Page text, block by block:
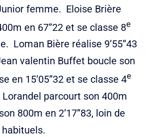
femme. Eloise Brière
en 67’’22 et se classe 8e
Loman Bière réalise 9’55’’43
valentin Buffet boucle son
en 15’05’’32 et se classe 4e
Lorandel parcourt son 400m
800m en 2’17’’83, loin de